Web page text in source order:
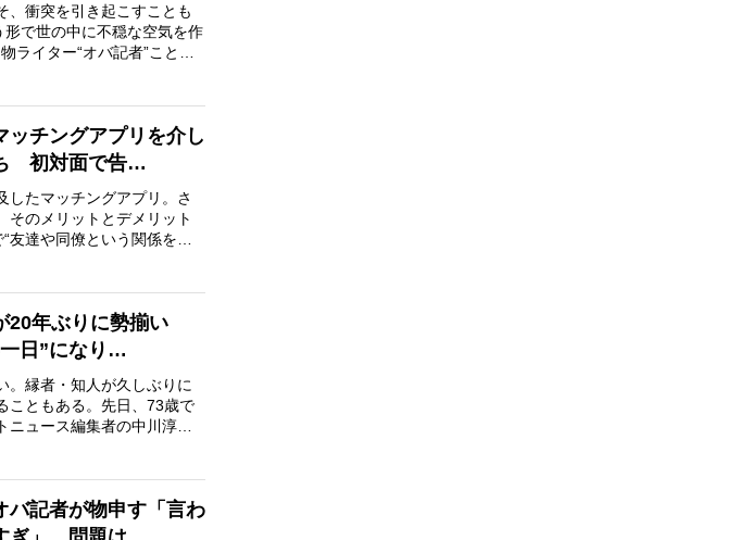
衝突を引き起こすことも
形で世の中に不穏な空気を作
イター“オバ記者”こと野
ッチングアプリを介し
初対面で告…
たマッチングアプリ。さ
そのメリットとデメリット
達や同僚という関係を経
20年ぶりに勢揃い
日”になり…
縁者・知人が久しぶりに
こともある。先日、73歳で
ュース編集者の中川淳一
バ記者が物申す「言わ